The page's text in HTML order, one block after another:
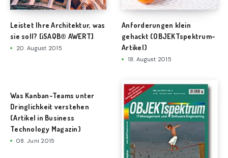
Leistet Ihre Architektur, was
sie soll? [iSAQB®️ AWERT]
20. August 2015
Anforderungen klein
gehackt (OBJEKTspektrum-
Artikel)
18. August 2015
Was Kanban-Teams unter
Dringlichkeit verstehen
(Artikel in Business
Technology Magazin)
08. Juni 2015